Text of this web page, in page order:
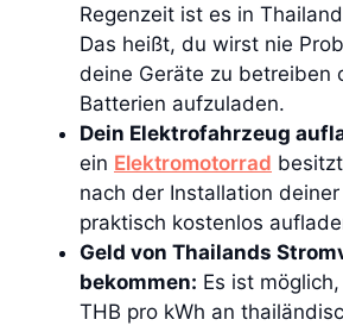
Regenzeit ist es in
Das heißt, du wirst nie
deine Geräte zu betreiben
Batterien aufzuladen.
Dein Elektrofahrzeug
ein Elektromotorrad
nach der Installation
praktisch kostenlos
Geld von Thailands
bekommen: Es ist
THB pro kWh an